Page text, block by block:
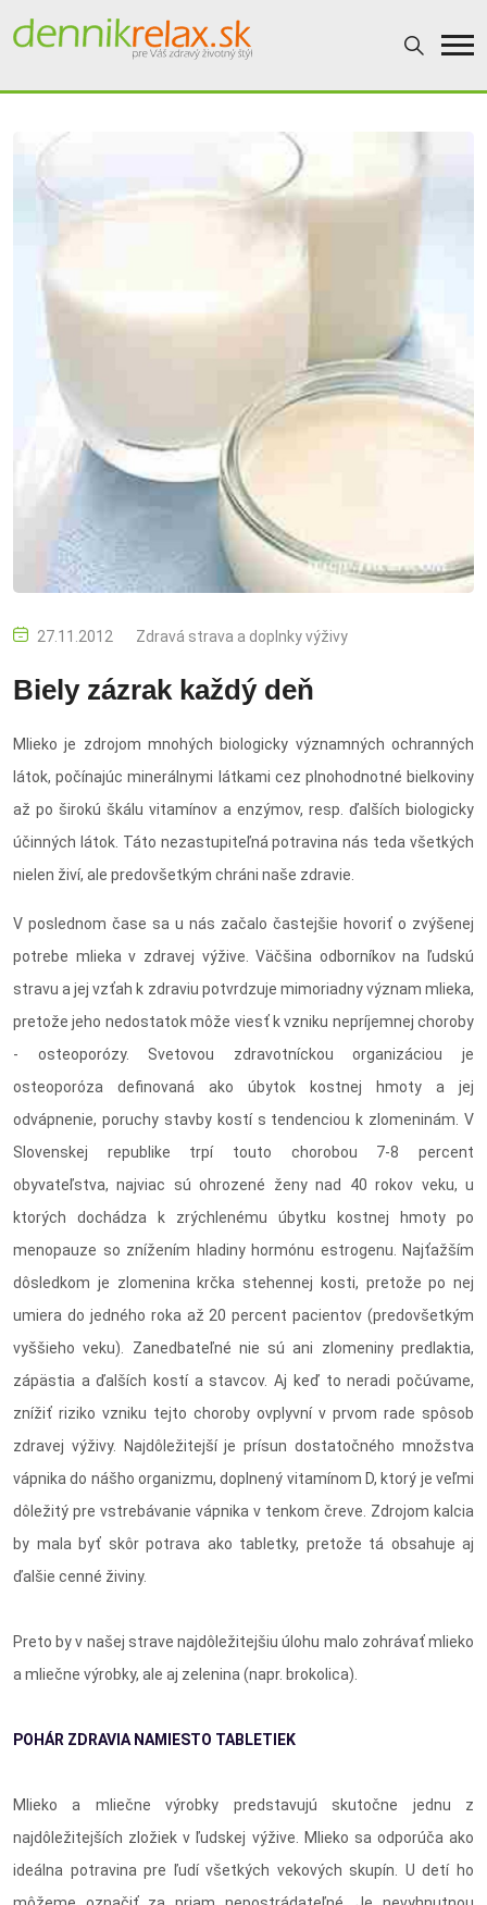
27.11.2012 Zdravá strava a doplnky výživy
Biely zázrak každý deň
Mlieko je zdrojom mnohých biologicky významných ochranných
látok, počínajúc minerálnymi látkami cez plnohodnotné bielkoviny
až po širokú škálu vitamínov a enzýmov, resp. ďalších biologicky
účinných látok. Táto nezastupiteľná potravina nás teda všetkých
nielen živí, ale predovšetkým chráni naše zdravie.
V poslednom čase sa u nás začalo častejšie hovoriť o zvýšenej
potrebe mlieka v zdravej výžive. Väčšina odborníkov na ľudskú
stravu a jej vzťah k zdraviu potvrdzuje mimoriadny význam mlieka,
pretože jeho nedostatok môže viesť k vzniku nepríjemnej choroby
- osteoporózy. Svetovou zdravotníckou organizáciou je
osteoporóza definovaná ako úbytok kostnej hmoty a jej
odvápnenie, poruchy stavby kostí s tendenciou k zlomeninám. V
Slovenskej republike trpí touto chorobou 7-8 percent
obyvateľstva, najviac sú ohrozené ženy nad 40 rokov veku, u
ktorých dochádza k zrýchlenému úbytku kostnej hmoty po
menopauze so znížením hladiny hormónu estrogenu. Najťažším
dôsledkom je zlomenina krčka stehennej kosti, pretože po nej
umiera do jedného roka až 20 percent pacientov (predovšetkým
vyššieho veku). Zanedbateľné nie sú ani zlomeniny predlaktia,
zápästia a ďalších kostí a stavcov. Aj keď to neradi počúvame,
znížiť riziko vzniku tejto choroby ovplyvní v prvom rade spôsob
zdravej výživy. Najdôležitejší je prísun dostatočného množstva
vápnika do nášho organizmu, doplnený vitamínom D, ktorý je veľmi
dôležitý pre vstrebávanie vápnika v tenkom čreve. Zdrojom kalcia
by mala byť skôr potrava ako tabletky, pretože tá obsahuje aj
ďalšie cenné živiny.
Preto by v našej strave najdôležitejšiu úlohu malo zohrávať mlieko
a mliečne výrobky, ale aj zelenina (napr. brokolica).
POHÁR ZDRAVIA NAMIESTO TABLETIEK
Mlieko a mliečne výrobky predstavujú skutočne jednu z
najdôležitejších zložiek v ľudskej výžive. Mlieko sa odporúča ako
ideálna potravina pre ľudí všetkých vekových skupín. U detí ho